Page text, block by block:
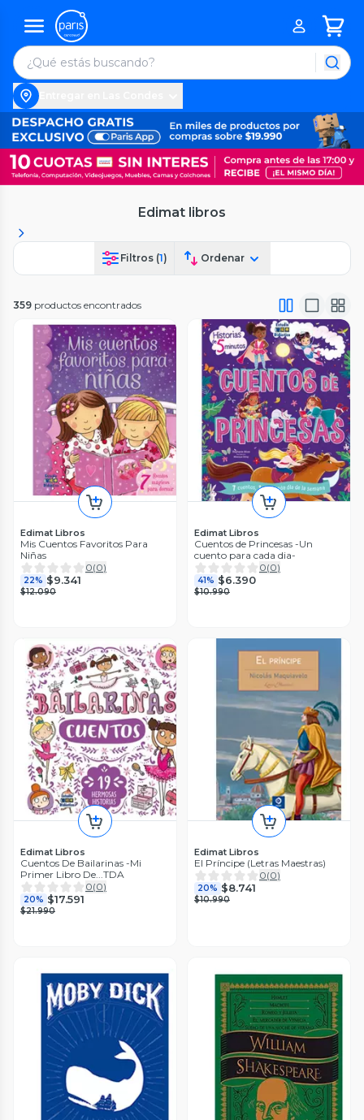
Edimat libros
Filtros (1) Ordenar
359 productos encontrados
Edimat Libros
Mis Cuentos Favoritos Para
Niñas
0(0)
22% $9.341
$12.090
Edimat Libros
Cuentos de Princesas -Un
cuento para cada dia-
0(0)
41% $6.390
$10.990
Edimat Libros
Cuentos De Bailarinas -Mi
Primer Libro De...TDA
0(0)
20% $17.591
$21.990
Edimat Libros
El Príncipe (Letras Maestras)
0(0)
20% $8.741
$10.990